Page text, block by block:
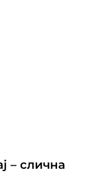
– слична